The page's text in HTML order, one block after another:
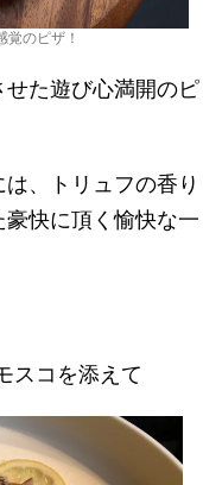
覚のピザ！
た遊び心満開のピ
、トリュフの香り
快に頂く愉快な一
スコを添えて